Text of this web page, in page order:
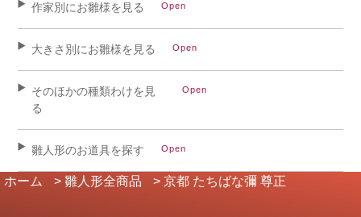
作家別にお雛様を見る
大きさ別にお雛様を見る
そのほかの種類わけを見
る
雛人形のお道具を探す
ホーム > 雛人形全商品 > 京都 たちばな彌 尊正